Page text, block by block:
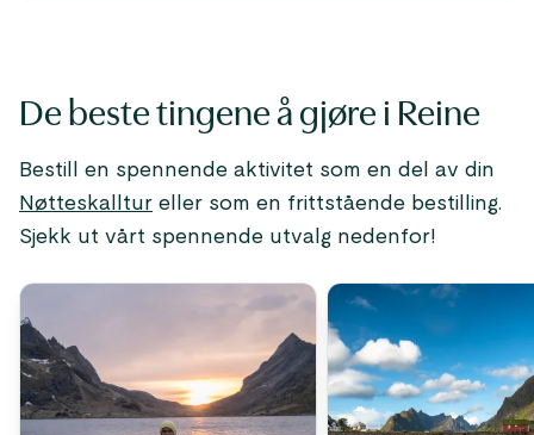
De beste tingene å gjøre i Reine
Bestill en spennende aktivitet som en del av din
Nøtteskalltur eller som en frittstående bestilling.
Sjekk ut vårt spennende utvalg nedenfor!